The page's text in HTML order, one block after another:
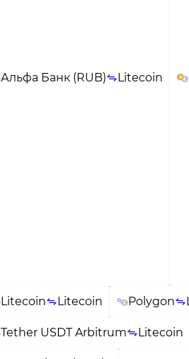
Альфа Банк (RUB) Litecoin
Litecoin Litecoin Polygon
Tether USDT Arbitrum Litecoin